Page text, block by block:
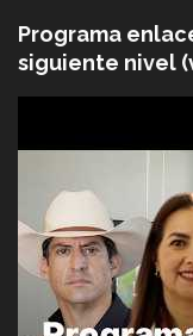
Programa
siguiente nivel